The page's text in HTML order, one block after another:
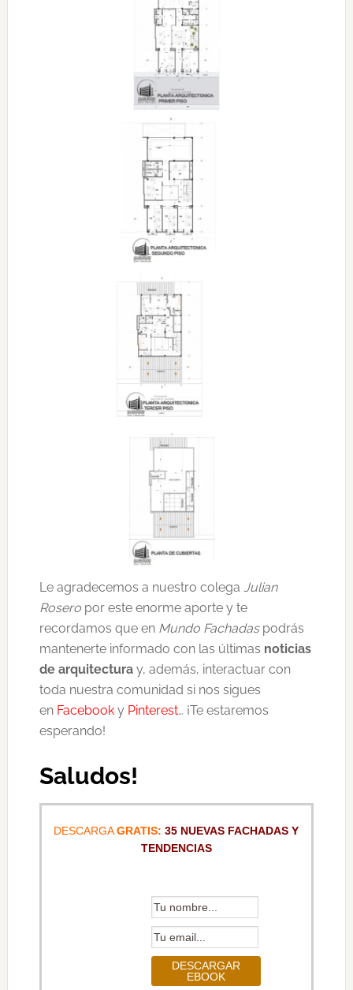
Le agradecemos a nuestro colega Julian
Roseropor este enorme aporte y te
recordamos que en Mundo Fachadaspodrás
mantenerte informado con las últimas noticias
de arquitecturay, además, interactuar con
toda nuestra comunidad si nos sigues
en Facebooky Pinterest… ¡Te estaremos
esperando!
Saludos!
DESCARGAGRATIS: 35 NUEVAS FACHADAS Y
TENDENCIAS